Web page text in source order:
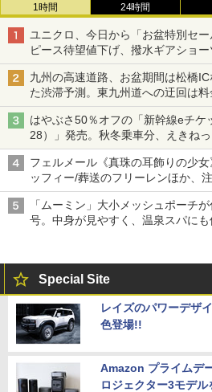
1時間 24時間
ユニクロ、今日から「お盆特別セ
ピース待望値下げ、撥水ギアショ
九州の高速道路、お盆期間は松橋
た渋滞予測。東九州道への迂回は
はやぶさ50％オフの「新幹線eチケ
28）」発売。秋冬乗車分、えきね
フェルメール《真珠の耳飾りの少
ッフィー/葬送のフリーレンほか、
「ムーミン」大小メッシュポーチ
号。中身が見やすく、温泉スパにも
Special Site
レイズのパワーデザ
色登場!!
Amazon プライムデ
ロジェクター3モデル